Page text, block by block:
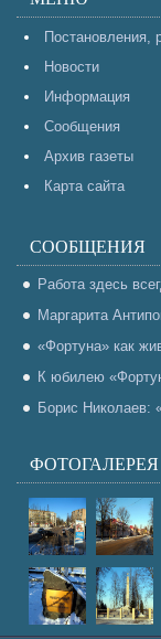
Постановления,
Новости
Информация
Сообщения
Архив газеты
Карта сайта
СООБЩЕНИЯ
Работа здесь
Маргарита
«Фортуна» как
К юбилею
Борис Николаев:
ФОТОГАЛЕРЕЯ